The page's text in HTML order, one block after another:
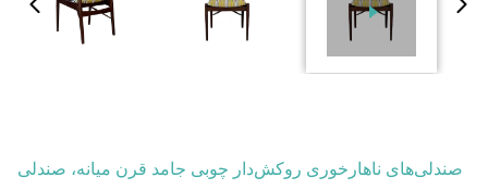
صندلی‌های ناهارخوری روکش‌دار چوبی جامد قرن میانه، صندلی